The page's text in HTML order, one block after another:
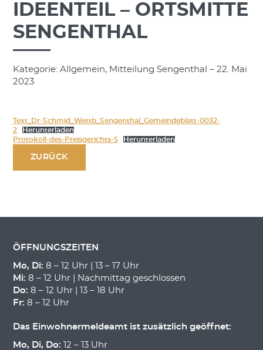
IDEENTEIL – ORTSMITTE
SENGENTHAL
Kategorie: Allgemein, Mitteilung Sengenthal – 22. Mai
2023
Text_Dr-Schmid_Wettb_Sengenthal_Gemeindeblatt-0032-
2
Herunterladen
Protokoll-des-Preisgerichts-5
Herunterladen
ZURÜCK
ÖFFNUNGSZEITEN
Mo, Di: 8 – 12 Uhr | 13 – 17 Uhr
Mi: 8 – 12 Uhr | Nachmittag geschlossen
Do: 8 – 12 Uhr | 13 – 18 Uhr
Fr: 8 – 12 Uhr
Das Einwohnermeldeamt ist zusätzlich geöffnet:
Mo, Di, Do: 12 – 13 Uhr